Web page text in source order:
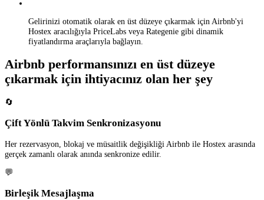
Gelirinizi otomatik olarak en üst düzeye çıkarmak için Airbnb'yi
Hostex aracılığıyla PriceLabs veya Rategenie gibi dinamik
fiyatlandırma araçlarıyla bağlayın.
Airbnb performansınızı en üst düzeye
çıkarmak için ihtiyacınız olan her şey
🔄
Çift Yönlü Takvim Senkronizasyonu
Her rezervasyon, blokaj ve müsaitlik değişikliği Airbnb ile Hostex arasında
gerçek zamanlı olarak anında senkronize edilir.
💬
Birleşik Mesajlaşma